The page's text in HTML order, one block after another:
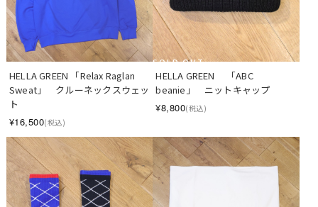
HELLA GREEN 「Relax Raglan
Sweat」　クルーネックスウェッ
ト
¥16,500(税込)
SOLD OUT
HELLA GREEN 　「ABC
beanie」　ニットキャップ
¥8,800(税込)